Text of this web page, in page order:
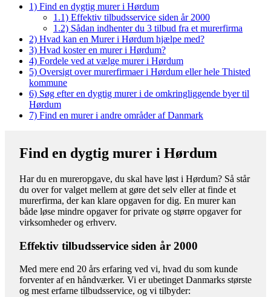
1) Find en dygtig murer i Hørdum
1.1) Effektiv tilbudsservice siden år 2000
1.2) Sådan indhenter du 3 tilbud fra et murerfirma
2) Hvad kan en Murer i Hørdum hjælpe med?
3) Hvad koster en murer i Hørdum?
4) Fordele ved at vælge murer i Hørdum
5) Oversigt over murerfirmaer i Hørdum eller hele Thisted
kommune
6) Søg efter en dygtig murer i de omkringliggende byer til
Hørdum
7) Find en murer i andre områder af Danmark
Find en dygtig murer i Hørdum
Har du en mureropgave, du skal have løst i Hørdum? Så står
du over for valget mellem at gøre det selv eller at finde et
murerfirma, der kan klare opgaven for dig. En murer kan
både løse mindre opgaver for private og større opgaver for
virksomheder og erhverv.
Effektiv tilbudsservice siden år 2000
Med mere end 20 års erfaring ved vi, hvad du som kunde
forventer af en håndværker. Vi er ubetinget Danmarks største
og mest erfarne tilbudsservice, og vi tilbyder: